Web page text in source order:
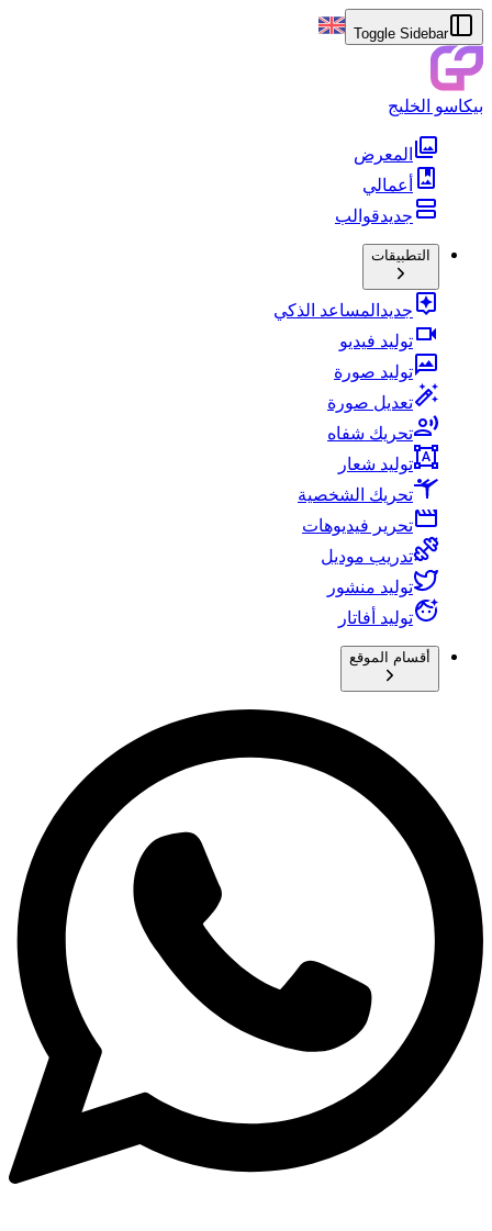
Toggle Sidebar
بيكاسو الخليج
المعرض
أعمالي
جديدقوالب
التطبيقات
جديد المساعد الذكي
توليد فيديو
توليد صورة
تعديل صورة
تحريك شفاه
توليد شعار
تحريك الشخصية
تحرير فيديوهات
تدريب موديل
توليد منشور
توليد أفاتار
أقسام الموقع